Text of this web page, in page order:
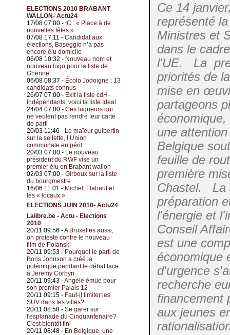
ELECTIONS 2010 BRABANT
WALLON- Actu24
17/08 07:00 - IC : « Place à de
nouvelles têtes »
07/08 17:11 - Candidat aux
élections, Baseggio n’a pas
encore élu domicile
06/08 10:32 - Nouveau nom et
nouveau logo pour la liste de
Ghenne
06/08 08:37 - Écolo Jodoigne : 13
candidats connus
26/07 07:00 - Exit la liste cdH-
Indépendants, voici la liste Ideal
24/04 07:00 - Ces fugueurs qui
ne veulent pas rendre leur carte
de parti
20/03 11:46 - Le maïeur guibertin
sur la sellette, l’Union
communale en péril
20/03 07:00 - Le nouveau
président du RWF vise un
premier élu en Brabant wallon
02/03 07:00 - Girboux sur la liste
du bourgmestre
16/06 11:01 - Michel, Flahaut et
les « locaux »
ELECTIONS JUIN 2010- Actu24
Lalibre.be - Actu - Elections
2010
20/11 09:56 -A Bruxelles aussi,
on proteste contre le nouveau
film de Polanski
20/11 09:53 - Pourquoi le parti de
Boris Johnson a créé la
polémique pendant le débat face
à Jeremy Corbyn
20/11 09:43 -Angèle émue pour
son premier Palais 12
20/11 09:15 - Faut-il limiter les
SUV dans les villes?
20/11 08:58 - Se garer sur
l'esplanade du Cinquantenaire?
C'est bientôt fini
20/11 08:48 - En Belgique, une
Ce 14
représenté
Ministres et
dans le
l'UE. La
priorités de
mise en
partageons
une
Belgique
feuille de
première
Chastel. La
préparation
l'énergie et
Conseil
est une
économique
d'urgence
recherche
financement
aux jeunes